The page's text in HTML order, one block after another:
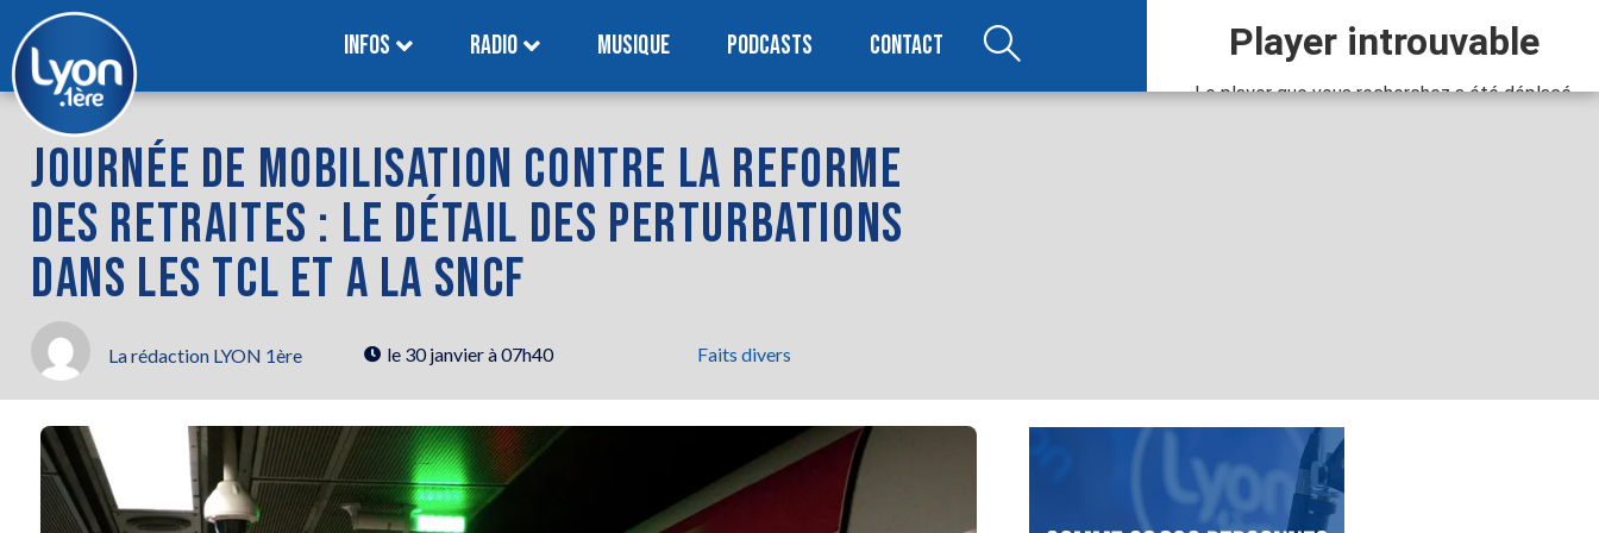
INFOS RADIO MUSIQUE PODCASTS CONTACT
JOURNÉE DE MOBILISATION CONTRE LA REFORME
DES RETRAITES : LE DÉTAIL DES PERTURBATIONS
DANS LES TCL ET A LA SNCF
La rédaction LYON 1ère le 30 janvier à 07h40 Faits divers